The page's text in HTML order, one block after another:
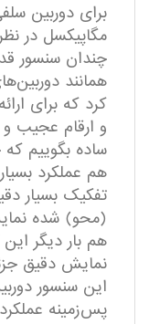
مگاپیکسل در
چندان سنسور
همانند
کرد که برای
و ارقام عجیب و
ساده بگوییم که
هم عملکرد
تفکیک بسیار
(محو) شده
هم بار دیگر
نمایش دقیق
این سنسور
پس‌زمینه